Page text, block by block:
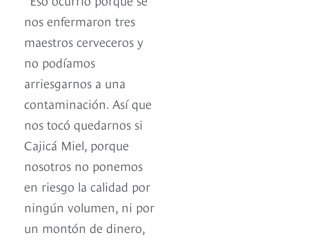
nos enfermaron tres
maestros cerveceros y
no podíamos
arriesgarnos a una
contaminación. Así que
nos tocó quedarnos si
Cajicá Miel, porque
nosotros no ponemos
en riesgo la calidad por
ningún volumen, ni por
un montón de dinero,